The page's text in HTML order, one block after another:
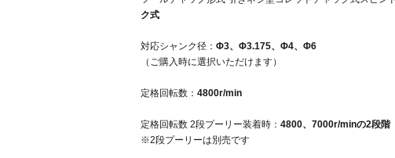
ク式
対応シャンク径： Φ3、Φ3.175、Φ4、Φ6
（ご購入時に選択いただけます）
定格回転数： 4800r/min
定格回転数 2段プーリー装着時： 4800、7000r/minの2段階
※2段プーリーは別売です